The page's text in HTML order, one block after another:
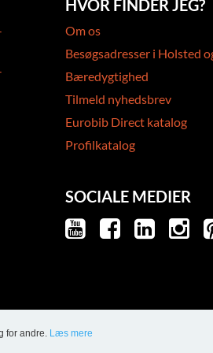
HVOR FINDER JEG?
Om os
Besøgsadresser i Holsted
Bæredygtighed
Tilmeld nyhedsbrev
Eurobib Direct katalog
Profilkatalog
SOCIALE MEDIER
for andre. Læs mere